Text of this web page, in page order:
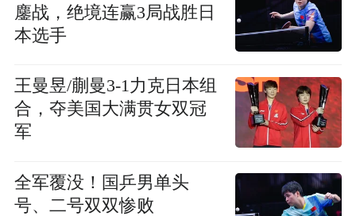
鏖战，绝境连赢3局战胜日
本选手
王曼昱/蒯曼3-1力克日本组
合，夺美国大满贯女双冠
军
全军覆没！国乒男单头
号、二号双双惨败